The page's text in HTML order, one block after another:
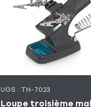
UGS : TH-7023